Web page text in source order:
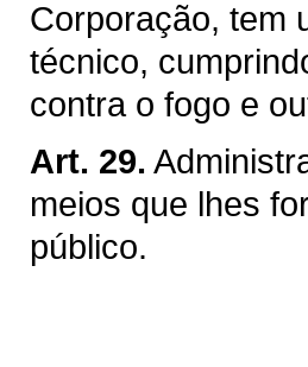
Corporação, tem
técnico,
contra o fogo e
Art. 29.
meios que lhes
público.